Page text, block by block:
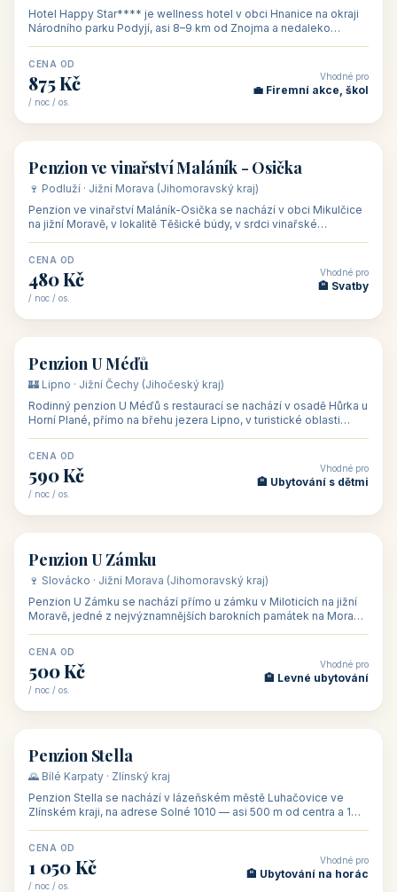
Hotel Happy Star**** je wellness hotel v obci Hnanice na okraji
Národního parku Podyjí, asi 8–9 km od Znojma a nedaleko
CENA OD
875 Kč
/ noc / os.
Vhodné pro
💼 Firemní akce, škol
🏡 penzion
Penzion ve vinařství Maláník - Osička
🍷 Podluží · Jižní Morava (Jihomoravský kraj)
Penzion ve vinařství Maláník-Osička se nachází v obci Mikulčice
na jižní Moravě, v lokalitě Těšické búdy, v srdci vinařské
CENA OD
480 Kč
/ noc / os.
Vhodné pro
🏨 Svatby
🏡 penzion
Penzion U Méďů
🏰 Lipno · Jižní Čechy (Jihočeský kraj)
Rodinný penzion U Méďů s restaurací se nachází v osadě Hůrka u
Horní Plané, přímo na břehu jezera Lipno, v turistické oblasti
CENA OD
590 Kč
/ noc / os.
Vhodné pro
🏨 Ubytování s dětmi
🏡 penzion
Penzion U Zámku
🍷 Slovácko · Jižní Morava (Jihomoravský kraj)
Penzion U Zámku se nachází přímo u zámku v Miloticích na jižní
Moravě, jedné z nejvýznamnějších barokních památek na Moravě,
CENA OD
500 Kč
/ noc / os.
Vhodné pro
🏨 Levné ubytování
🏡 penzion
Penzion Stella
🌄 Bílé Karpaty · Zlínský kraj
Penzion Stella se nachází v lázeňském městě Luhačovice ve
Zlínském kraji, na adrese Solné 1010 — asi 500 m od centra a 1
CENA OD
1 050 Kč
/ noc / os.
Vhodné pro
🏨 Ubytování na horác